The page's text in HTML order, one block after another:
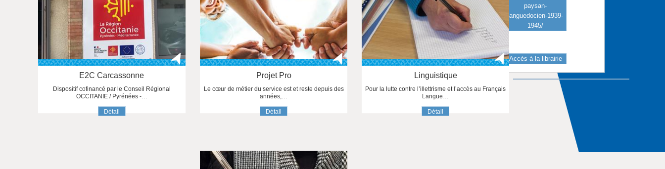
paysan-
languedocien-1939-
1945/
Accès à la librairie
E2C Carcassonne
Dispositif cofinancé par le Conseil Régional
OCCITANIE / Pyrénées -…
Détail
Projet Pro
Le cœur de métier du service est et reste depuis des
années,…
Détail
Linguistique
Pour la lutte contre l’illettrisme et l’accès au Français
Langue…
Détail